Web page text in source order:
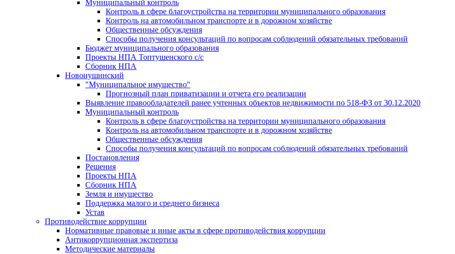
Муниципальный контроль
Контроль в сфере благоустройства на территории муниципального образования
Контроль на автомобильном транспорте и в дорожном хозяйстве
Общественные обсуждения
Способы получения консультаций по вопросам соблюдений обязательных требований
Бюджет муниципального образования
Проекты НПА Топтушенского с/с
Сборник НПА
Новоиушинский
"Муниципальное имущество"
Прогнозный план приватизации и отчета его реализации
Выявление правообладателей ранее учтенных объектов недвижимости по 518-ФЗ от 30.12.2020
Муниципальный контроль
Контроль в сфере благоустройства на территории муниципального образования
Контроль на автомобильном транспорте и в дорожном хозяйстве
Общественные обсуждения
Способы получения консультаций по вопросам соблюдений обязательных требований
Постановления
Решения
Проекты НПА
Сборник НПА
Земля и имущество
Поддержка малого и среднего бизнеса
Устав
Противодействие коррупции
Нормативные правовые и иные акты в сфере противодействия коррупции
Антикоррупционная экспертиза
Методические материалы